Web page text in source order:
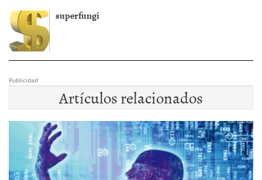
superfungi
Publicidad
Artículos relacionados